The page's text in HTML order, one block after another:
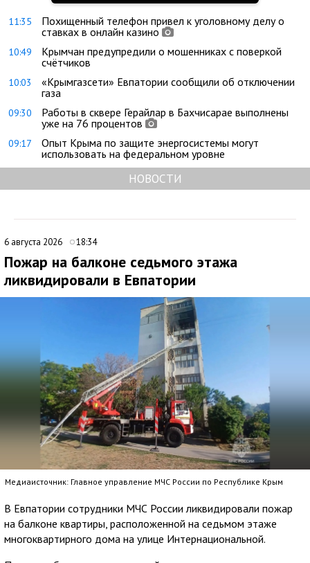
11:35
Похищенный телефон привел к уголовному делу о
ставках в онлайн казино
10:49
Крымчан предупредили о мошенниках с поверкой
счётчиков
10:03
«Крымгазсети» Евпатории сообщили об отключении
газа
09:30
Работы в сквере Герайлар в Бахчисарае выполнены
уже на 76 процентов
09:17
Опыт Крыма по защите энергосистемы могут
использовать на федеральном уровне
НОВОСТИ
6 августа 2026 18:34
Пожар на балконе седьмого этажа
ликвидировали в Евпатории
Медиаисточник: Главное управление МЧС России по Республике Крым
В Евпатории сотрудники МЧС России ликвидировали пожар
на балконе квартиры, расположенной на седьмом этаже
многоквартирного дома на улице Интернациональной.